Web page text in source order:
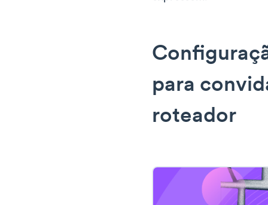
para
roteador